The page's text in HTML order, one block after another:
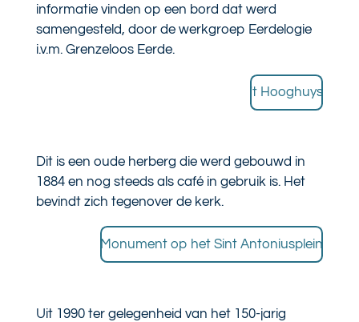
informatie vinden op een bord dat werd
samengesteld, door de werkgroep Eerdelogie
i.v.m. Grenzeloos Eerde.
't Hooghuys
Dit is een oude herberg die werd gebouwd in
1884 en nog steeds als café in gebruik is. Het
bevindt zich tegenover de kerk.
Monument op het Sint Antoniusplein
Uit 1990 ter gelegenheid van het 150-jarig